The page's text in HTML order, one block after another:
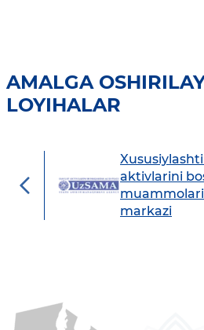
AMALGA
LOYIHALAR
aktivlarini
markazi